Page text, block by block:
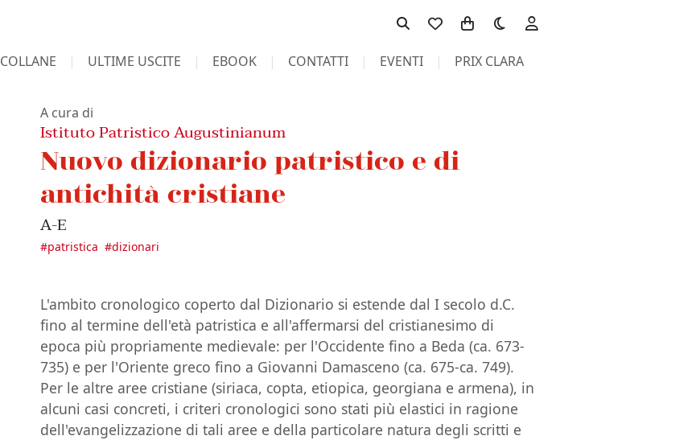
Toggle theme
COLLANE ULTIME USCITE EBOOK CONTATTI EVENTI PRIX CLARA
A cura di
Istituto Patristico Augustinianum
Nuovo dizionario patristico e di
antichità cristiane
A-E
#patristica #dizionari
L'ambito cronologico coperto dal Dizionario si estende dal I secolo d.C.
fino al termine dell'età patristica e all'affermarsi del cristianesimo di
epoca più propriamente medievale: per l'Occidente fino a Beda (ca. 673-
735) e per l'Oriente greco fino a Giovanni Damasceno (ca. 675-ca. 749).
Per le altre aree cristiane (siriaca, copta, etiopica, georgiana e armena), in
alcuni casi concreti, i criteri cronologici sono stati più elastici in ragione
dell'evangelizzazione di tali aree e della particolare natura degli scritti e